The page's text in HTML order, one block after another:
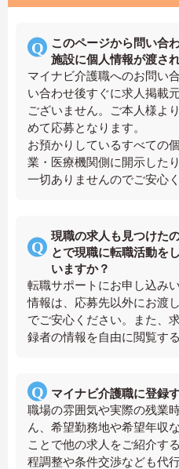
このページから問い合
施設に個人情報が渡さ
マイナビ介護職へのお問い
い合わせ後すぐに求人掲載
ございません。ご本人様よ
めて応募となります。
お預かりしているすべての
業・医療機関側に開示した
一切ありませんのでご安心く
現職の求人も見つけた
とで現職に転職活動を
いますか？
転職サポートにお申し込み
情報は、応募先以外にお渡
でご安心ください。また、
録者の情報を自由に閲覧す
マイナビ介護職に登録
職場の雰囲気や実際の残業
ん、希望勤務地や希望年収
ことで他の求人をご紹介す
程調整や条件交渉なども代